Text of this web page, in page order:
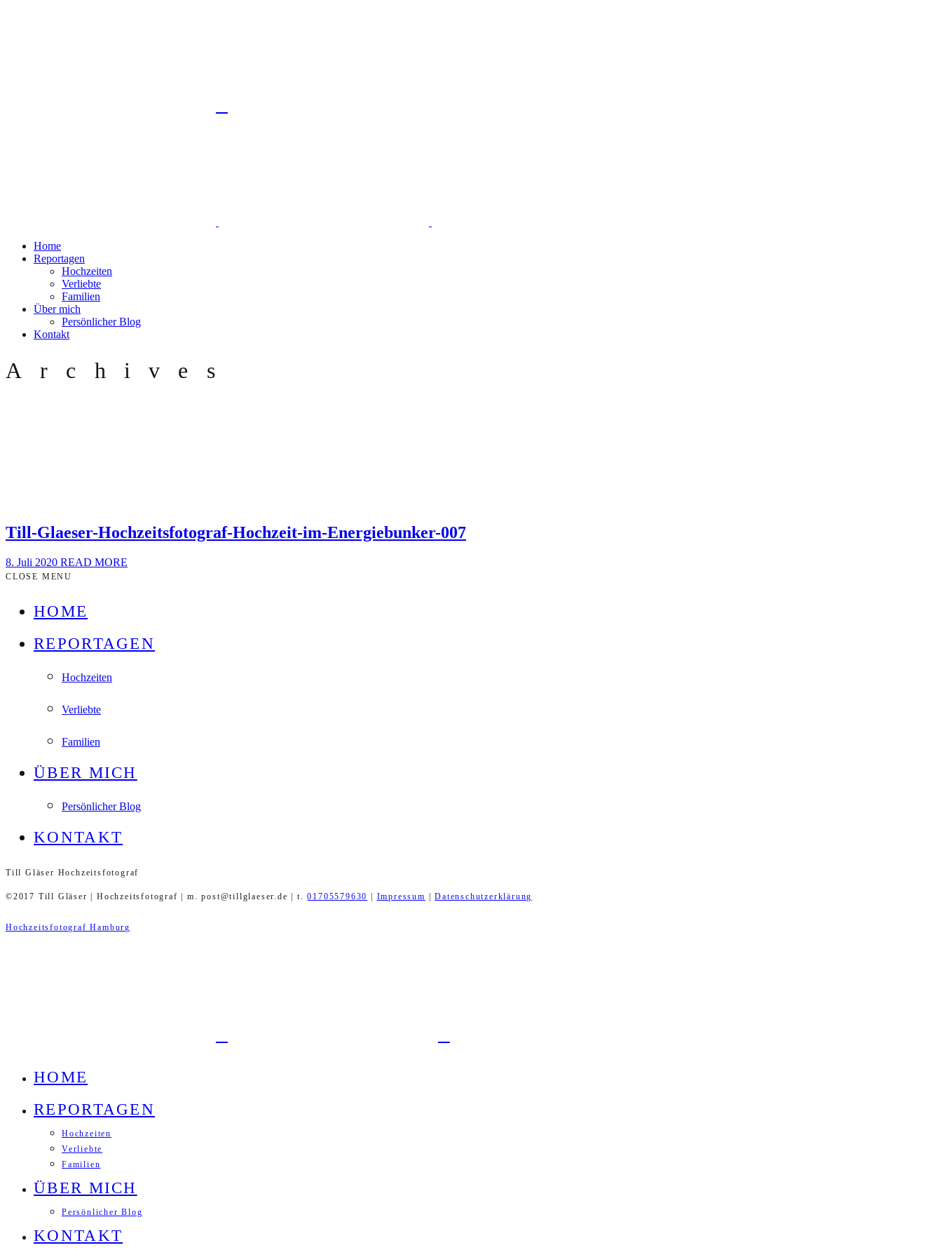
Home
Reportagen
Hochzeiten
Verliebte
Familien
Über mich
Persönlicher Blog
Kontakt
Archives
Till-Glaeser-Hochzeitsfotograf-Hochzeit-im-Energiebunker-007
8. Juli 2020 READ MORE
CLOSE MENU
HOME
REPORTAGEN
Hochzeiten
Verliebte
Familien
ÜBER MICH
Persönlicher Blog
KONTAKT
Till Gläser Hochzeitsfotograf
©2017 Till Gläser | Hochzeitsfotograf | m. post@tillglaeser.de | t.01705579630 | Impressum |Datenschutzerklärung
Hochzeitsfotograf Hamburg
HOME
REPORTAGEN
Hochzeiten
Verliebte
Familien
ÜBER MICH
Persönlicher Blog
KONTAKT